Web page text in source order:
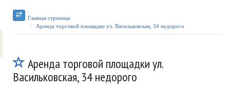
Главная страница
Аренда торговой площадки ул. Васильковская, 34 недорого
Аренда торговой площадки ул.
Васильковская, 34 недорого